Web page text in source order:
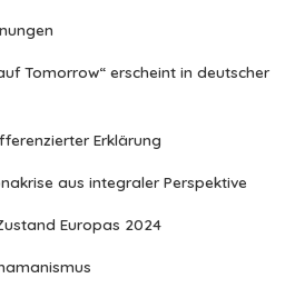
Tomorrow“ erscheint in deutscher
Erklärung
aus integraler Perspektive
Europas 2024